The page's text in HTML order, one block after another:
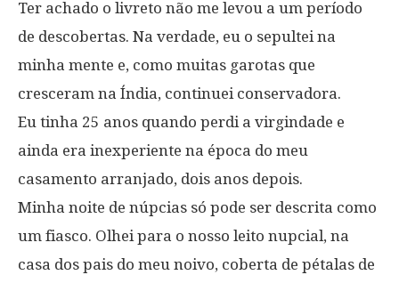
Ter achado o livreto não me levou a um período
de descobertas. Na verdade, eu o sepultei na
minha mente e, como muitas garotas que
cresceram na Índia, continuei conservadora.
Eu tinha 25 anos quando perdi a virgindade e
ainda era inexperiente na época do meu
casamento arranjado, dois anos depois.
Minha noite de núpcias só pode ser descrita como
um fiasco. Olhei para o nosso leito nupcial, na
casa dos pais do meu noivo, coberta de pétalas de